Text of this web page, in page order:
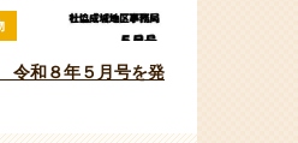
和８年５月号を発